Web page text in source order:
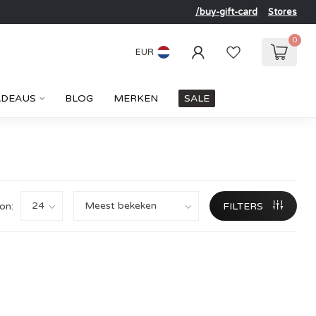
/buy-gift-card Stores
EUR
0
BLOG MERKEN SALE
FILTERS